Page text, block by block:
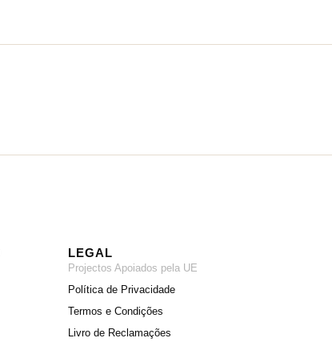
LEGAL
Projectos Apoiados pela UE
Política de Privacidade
Termos e Condições
Livro de Reclamações